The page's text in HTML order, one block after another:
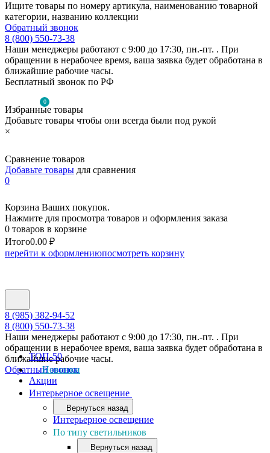
Ищите товары по номеру артикула, наименованию товарной
категории, названию коллекции
Обратный звонок
8 (800) 550-73-38
Наши менеджеры работают с 9:00 до 17:30, пн.-пт. . При
обращении в нерабочее время, ваша заявка будет обработана в
ближайшие рабочие часы.
Бесплатный звонок по РФ
0
Избранные товары
Добавьте товары чтобы они всегда были под рукой
×
Сравнение товаров
Добавьте товары для сравнения
0
Корзина Ваших покупок.
Нажмите для просмотра товаров и оформления заказа
0 товаров в корзине
Итого0.00 ₽
перейти к оформлениюпосмотреть корзину
8 (985) 382-94-52
8 (800) 550-73-38
Наши менеджеры работают с 9:00 до 17:30, пн.-пт. . При
обращении в нерабочее время, ваша заявка будет обработана в
ближайшие рабочие часы.
Обратный звонок
ТОП-50
Новинки
Акции
Интерьерное освещение
Вернуться назад
Интерьерное освещение
По типу светильников
Вернуться назад